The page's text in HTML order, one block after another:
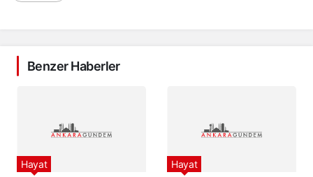
Benzer Haberler
Hayat Hayat